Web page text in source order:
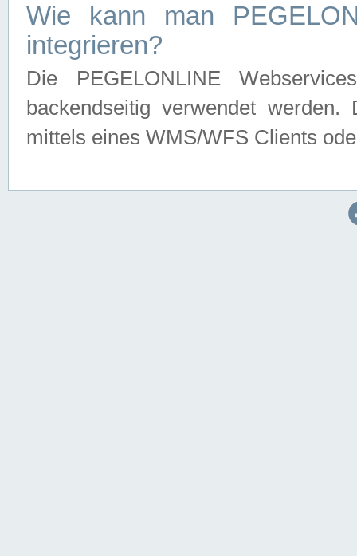
Wie kann man
integrieren?
Die PEGELONLINE
backendseitig verwendet
mittels eines WMS/WFS Clients